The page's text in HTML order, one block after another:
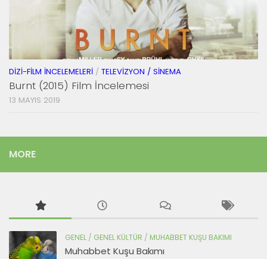
DIZI-FILM İNCELEMELERI / TELEVIZYON / SINEMA
Burnt (2015) Film İncelemesi
13 MAYIS 2019
MORE
GENEL / GENEL KÜLTÜR / MUHABBET KUŞU BAKIMI
Muhabbet Kuşu Bakımı